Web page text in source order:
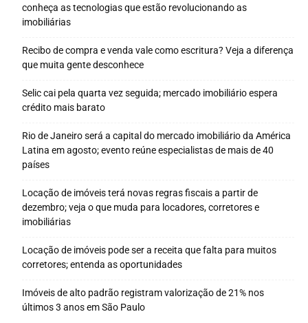
conheça as tecnologias que estão revolucionando as
imobiliárias
Recibo de compra e venda vale como escritura? Veja a diferença
que muita gente desconhece
Selic cai pela quarta vez seguida; mercado imobiliário espera
crédito mais barato
Rio de Janeiro será a capital do mercado imobiliário da América
Latina em agosto; evento reúne especialistas de mais de 40
países
Locação de imóveis terá novas regras fiscais a partir de
dezembro; veja o que muda para locadores, corretores e
imobiliárias
Locação de imóveis pode ser a receita que falta para muitos
corretores; entenda as oportunidades
Imóveis de alto padrão registram valorização de 21% nos
últimos 3 anos em São Paulo